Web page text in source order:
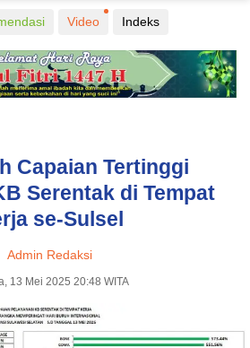
Video Indeks
Capaian Tertinggi
Serentak di Tempat
se-Sulsel
Admin Redaksi
13 Mei 2025 20:48 WITA